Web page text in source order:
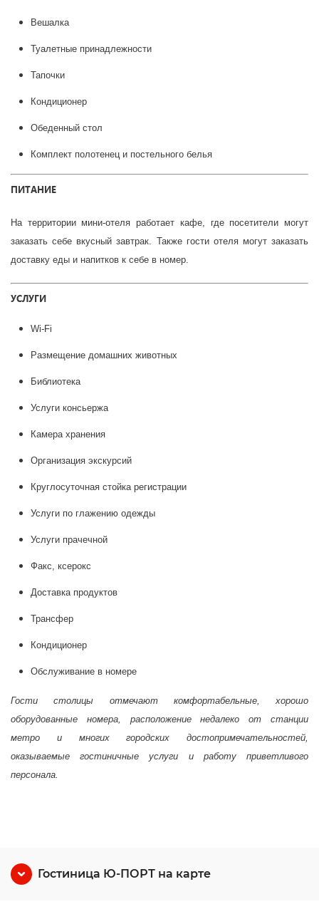
Вешалка
Туалетные принадлежности
Тапочки
Кондиционер
Обеденный стол
Комплект полотенец и постельного белья
ПИТАНИЕ
На территории мини-отеля работает кафе, где посетители могут
заказать себе вкусный завтрак. Также гости отеля могут заказать
доставку еды и напитков к себе в номер.
УСЛУГИ
Wi-Fi
Размещение домашних животных
Библиотека
Услуги консьержа
Камера хранения
Организация экскурсий
Круглосуточная стойка регистрации
Услуги по глажению одежды
Услуги прачечной
Факс, ксерокс
Доставка продуктов
Трансфер
Кондиционер
Обслуживание в номере
Гости столицы отмечают комфортабельные, хорошо
оборудованные номера, расположение недалеко от станции
метро и многих городских достопримечательностей,
оказываемые гостиничные услуги и работу приветливого
персонала.
Гостиница Ю-ПОРТ на карте